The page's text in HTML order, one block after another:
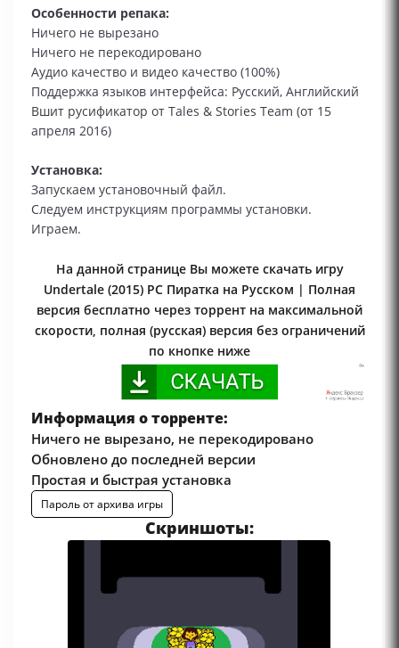
Особенности репака:
Ничего не вырезано
Ничего не перекодировано
Аудио качество и видео качество (100%)
Поддержка языков интерфейса: Русский, Английский
Вшит русификатор от Tales & Stories Team (от 15
апреля 2016)
Установка:
Запускаем установочный файл.
Следуем инструкциям программы установки.
Играем.
На данной странице Вы можете скачать игру
Undertale (2015) PC Пиратка на Русском | Полная
версия бесплатно через торрент на максимальной
скорости, полная (русская) версия без ограничений
по кнопке ниже
Информация о торренте:
Ничего не вырезано, не перекодировано
Обновлено до последней версии
Простая и быстрая установка
Пароль от архива игры
Скриншоты: